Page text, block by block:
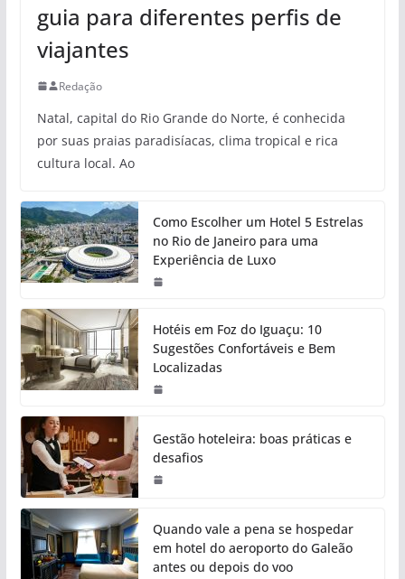
guia para diferentes perfis de
viajantes
Redação
Natal, capital do Rio Grande do Norte, é conhecida
por suas praias paradisíacas, clima tropical e rica
cultura local. Ao
Como Escolher um Hotel 5 Estrelas
no Rio de Janeiro para uma
Experiência de Luxo
Hotéis em Foz do Iguaçu: 10
Sugestões Confortáveis e Bem
Localizadas
Gestão hoteleira: boas práticas e
desafios
Quando vale a pena se hospedar
em hotel do aeroporto do Galeão
antes ou depois do voo